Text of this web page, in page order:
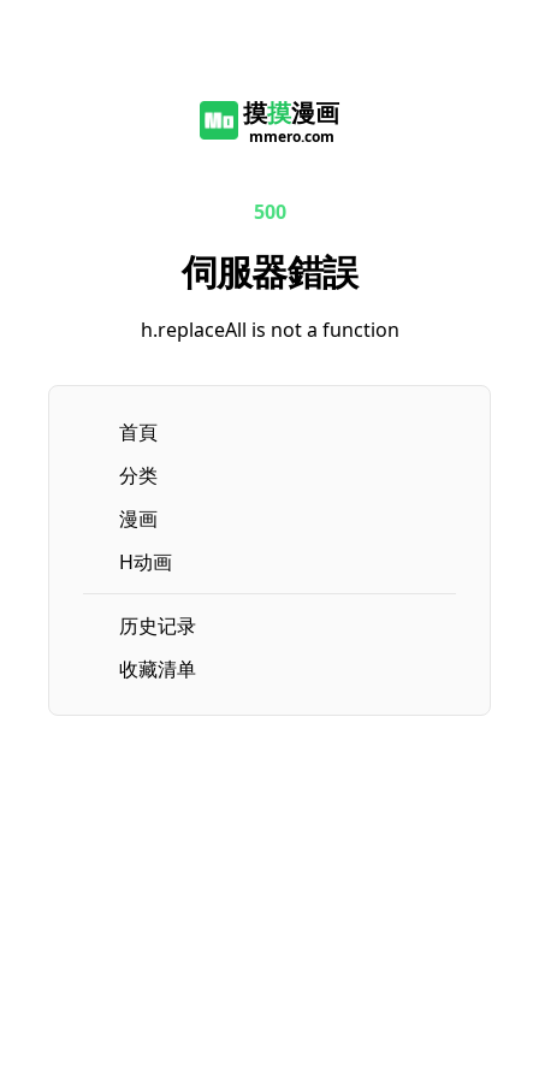
摸摸漫画
mmero.com
500
伺服器錯誤
h.replaceAll is not a function
首頁
分类
漫画
H动画
历史记录
收藏清单